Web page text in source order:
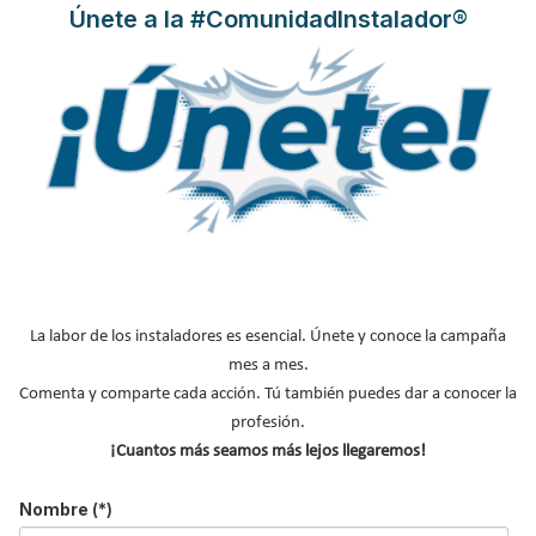
Chaffoteaux participó con la ponencia “Maximización del ahorro
energético con un uso práctico de la termorregulación“ en el
espacio FEGECA de la Feria de Climatización 2015. Thibaud
Forest, Product Manager de Chaffoteaux explicó las ventajas de
la termorregulación en las calderas de condensación.
Únete a la #ComunidadInstalador®
La labor de los instaladores es esencial. Únete y conoce la campaña
mes a mes.
Comenta y comparte cada acción. Tú también puedes dar a conocer la
profesión.
¡Cuantos más seamos más lejos llegaremos!
Nombre (*)